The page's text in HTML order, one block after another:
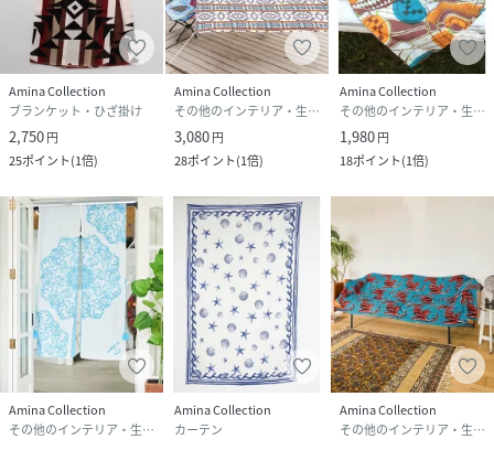
Amina Collection
ブランケット・ひざ掛け
2,750円
25ポイント(1倍)
Amina Collection
その他のインテリア・生活雑貨
3,080円
28ポイント(1倍)
Amina Collection
その他のインテリア・生活雑貨
1,980円
18ポイント(1倍)
Amina Collection
その他のインテリア・生活雑貨
Amina Collection
カーテン
Amina Collection
その他のインテリア・生活雑貨